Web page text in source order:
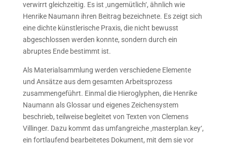
verwirrt gleichzeitig. Es ist ‚ungemütlich‘, ähnlich wie
Henrike Naumann ihren Beitrag bezeichnete. Es zeigt sich
eine dichte künstlerische Praxis, die nicht bewusst
abgeschlossen werden konnte, sondern durch ein
abruptes Ende bestimmt ist.
Als Materialsammlung werden verschiedene Elemente
und Ansätze aus dem gesamten Arbeitsprozess
zusammengeführt. Einmal die Hieroglyphen, die Henrike
Naumann als Glossar und eigenes Zeichensystem
beschrieb, teilweise begleitet von Texten von Clemens
Villinger. Dazu kommt das umfangreiche ‚masterplan.key‘,
ein fortlaufend bearbeitetes Dokument, mit dem sie vor